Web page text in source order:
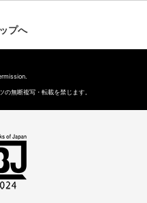
プへ
無断複写・転載を禁じます。